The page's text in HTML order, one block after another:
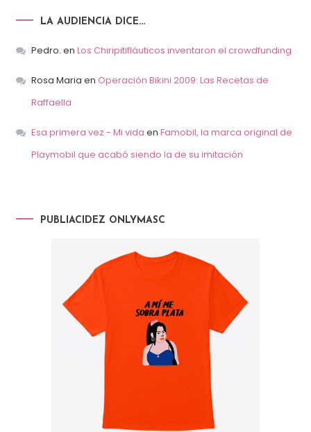
LA AUDIENCIA DICE…
Pedro. en Los Chiripitifláuticos inventaron el crowdfunding
Rosa Maria en Operación Bikini 2009: Las Recetas de
Raffaella
Esa primera vez - Mi vida en Famobil, la marca original de
Playmobil que acabó siendo la de su imitación
PUBLIACIDEZ ONLYMASC